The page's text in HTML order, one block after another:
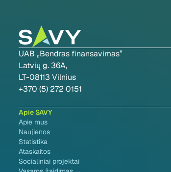
UAB „Bendras finansavimas”
Latvių g. 36A,
LT-08113 Vilnius
+370 (5) 272 0151
Apie SAVY
Apie mus
Naujienos
Statistika
Ataskaitos
Socialiniai projektai